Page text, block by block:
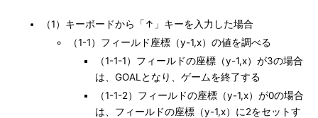
（1）キーボードから「↑」キーを入力した場合
（1-1）フィールド座標（y-1,x）の値を調べる
（1-1-1）フィールドの座標（y-1,x）が3の場合
は、GOALとなり、ゲームを終了する
（1-1-2）フィールドの座標（y-1,x）が0の場合
は、フィールドの座標（y-1,x）に2をセットす